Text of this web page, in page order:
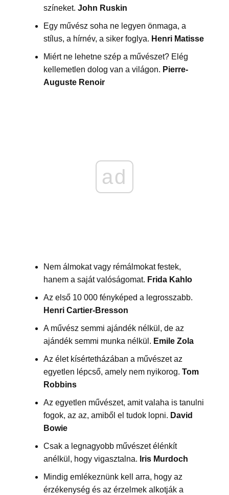
színeket. John Ruskin
Egy művész soha ne legyen önmaga, a
stílus, a hírnév, a siker foglya. Henri Matisse
Miért ne lehetne szép a művészet? Elég
kellemetlen dolog van a világon. Pierre-
Auguste Renoir
ad
Nem álmokat vagy rémálmokat festek,
hanem a saját valóságomat. Frida Kahlo
Az első 10 000 fényképed a legrosszabb.
Henri Cartier-Bresson
A művész semmi ajándék nélkül, de az
ajándék semmi munka nélkül. Emile Zola
Az élet kísértetházában a művészet az
egyetlen lépcső, amely nem nyikorog. Tom
Robbins
Az egyetlen művészet, amit valaha is tanulni
fogok, az az, amiből el tudok lopni. David
Bowie
Csak a legnagyobb művészet élénkít
anélkül, hogy vigasztalna. Iris Murdoch
Mindig emlékeznünk kell arra, hogy az
érzékenység és az érzelmek alkotják a